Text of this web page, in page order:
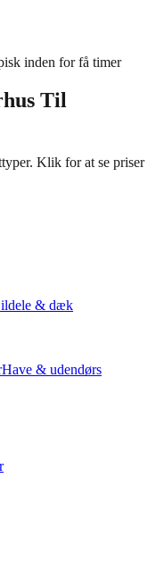
inden for få timer
Til
Klik for at se priser
& dæk
Have & udendørs